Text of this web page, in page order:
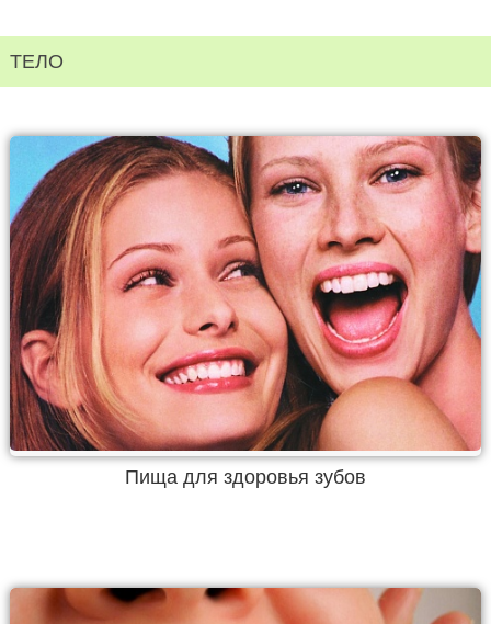
ТЕЛО
Пища для здоровья зубов